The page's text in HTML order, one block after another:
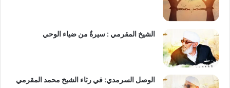
الشيخ المقرمي : سيرةٌ من ضياء الوحي
الوصل السرمدي: في رثاء الشيخ محمد المقرمي